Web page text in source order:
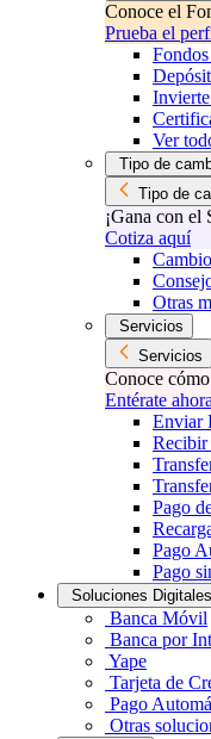
Conoce el
Prueba el
Ver
Tipo de
Tipo de
¡Gana con
Cotiza aquí
Otras
Servicios
Servicios
Conoce
Entérate ahora
Enviar
Recibir
Pago
Pago
Pago
Soluciones Digitales
Banca Móvil
Banca por
Yape
Tarjeta de
Pago
Otras